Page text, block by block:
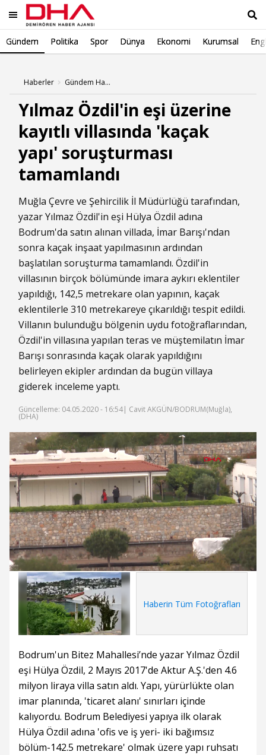
Gündem Politika Spor Dünya Ekonomi Kurumsal
Haberler Gündem Haberleri
Yılmaz Özdil'in eşi üzerine
kayıtlı villasında 'kaçak
yapı' soruşturması
tamamlandı
Muğla Çevre ve Şehircilik İl Müdürlüğü tarafından,
yazar Yılmaz Özdil'in eşi Hülya Özdil adına
Bodrum'da satın alınan villada, İmar Barışı'ndan
sonra kaçak inşaat yapılmasının ardından
başlatılan soruşturma tamamlandı. Özdil'in
villasının birçok bölümünde imara aykırı eklentiler
yapıldığı, 142,5 metrekare olan yapının, kaçak
eklentilerle 310 metrekareye çıkarıldığı tespit edildi.
Villanın bulunduğu bölgenin uydu fotoğraflarından,
Özdil'in villasına yapılan teras ve müştemilatın İmar
Barışı sonrasında kaçak olarak yapıldığını
belirleyen ekipler ardından da bugün villaya
giderek inceleme yaptı.
Güncelleme: 04.05.2020 - 16:54| Cavit AKGÜN/BODRUM(Muğla),
(DHA)
Süre
/
Toplam
Süre Yüklendi:
0%
Yükleniyor:
0%
Haberin Tüm Fotoğrafları
Bodrum'un Bitez Mahallesi’nde yazar Yılmaz Özdil
eşi Hülya Özdil, 2 Mayıs 2017'de Aktur A.Ş.'den 4.6
milyon liraya villa satın aldı. Yapı, yürürlükte olan
imar planında, 'ticaret alanı' sınırları içinde
kalıyordu. Bodrum Belediyesi yapıya ilk olarak
Hülya Özdil adına 'ofis ve iş yeri- iki bağımsız
bölüm-142.5 metrekare' olmak üzere yapı ruhsatı